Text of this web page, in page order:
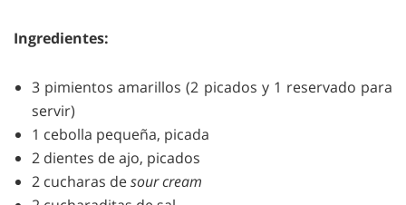
Ingredientes:
3 pimientos amarillos (2 picados y 1 reservado para
servir)
1 cebolla pequeña, picada
2 dientes de ajo, picados
2 cucharas desour cream